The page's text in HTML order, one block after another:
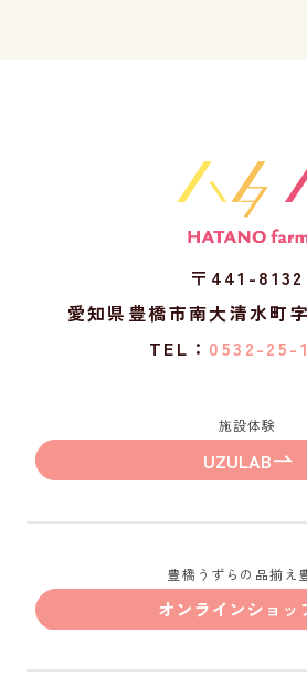
〒441-8132
愛知県豊橋市南大清水町
TEL： 0532-25-
施設体験
UZULAB
豊橋うずらの品揃え
オンラインショッ